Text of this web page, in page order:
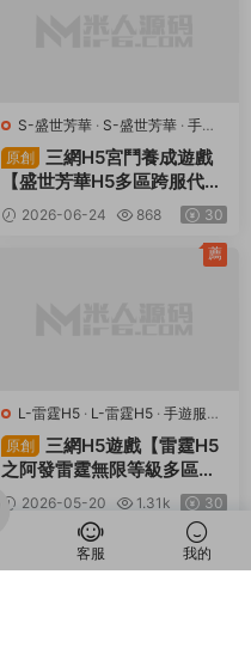
S-盛世芳華 · S-盛世芳華 · 手遊
服務端·頁遊服務端
原創
三網H5宮鬥養成遊戲
【盛世芳華H5多區跨服代金
券内購版】Linux手工服務端
+全套前後端源碼+CDK授權
後台+簡易安卓客戶端+視頻
2026-06-24 868 30
L-雷霆H5 · L-雷霆H5 · 手遊服務
端· 頁遊服務端
原創
三網H5遊戲【雷霆H5
之阿發雷霆無限等級多區跨
服超變版】Linux手工服務端
+管理後台+GM分級授權後
台+簡易安卓客戶端+視頻架
設教程
2026-05-20 1.31k 30
薦
客服 我的